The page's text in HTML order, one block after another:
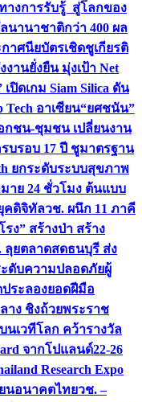
างการรับรู้ สู่โลกของ
นานาชาติกว่า 400 ผล
าศนียบัตรเชิดชูเกียรติ
านยั่งยืน มุ่งเป้า Net
ปิดเกม Siam Silica ดัน
อาเซียน“ยศชนัน”
อกชน-ชุมชน เปลี่ยนงาน
บรอบ 17 ปี ชูมาตรฐาน
ยกระดับระบบสุขภาพ
าย 24 ชั่วโมง ต้นแบบ
คดิจิทัลวช. ผนึก 11 ภาคี
ง” สร้างป่า สร้าง
ลุยตลาดสดธนบุรี ส่ง
ดับความปลอดภัยผู้
ระลองยอดฝีมือ
าง ชิงถ้วยพระราช
เวทีโลก คว้ารางวัล
จากโปแลนด์22-26
Research Expo
ยนอนาคตไทยวช. –